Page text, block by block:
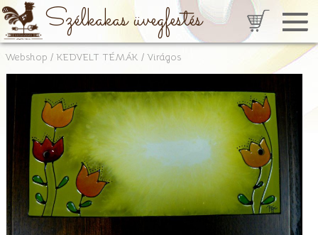
Szélkakas üvegfestés
Webshop / KEDVELT TÉMÁK / Virágos